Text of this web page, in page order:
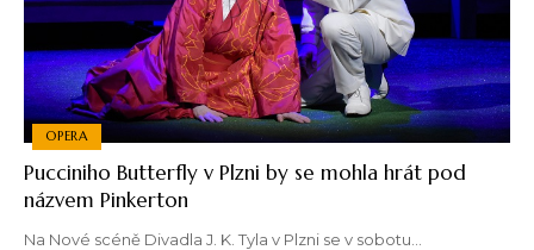
OPERA
Pucciniho Butterfly v Plzni by se mohla hrát pod
názvem Pinkerton
Na Nové scéně Divadla J. K. Tyla v Plzni se v sobotu…